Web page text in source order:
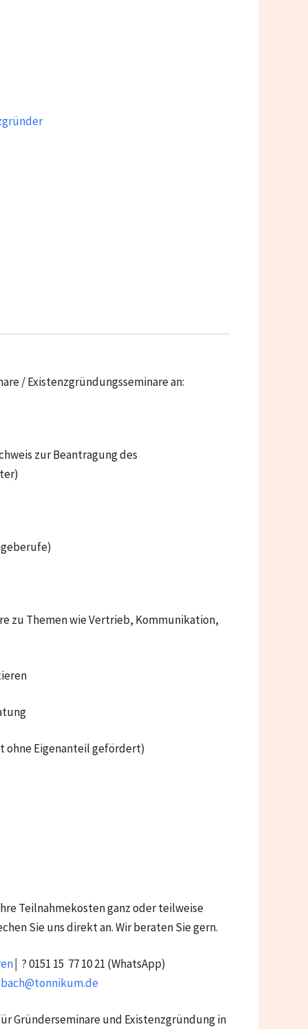
/ Existenzgründungsseminare an:
zur Beantragung des
zu Themen wie Vertrieb, Kommunikation,
Eigenanteil gefördert)
Teilnahmekosten ganz oder teilweise
Sie uns direkt an. Wir beraten Sie gern.
￨ ? 0151 15 77 10 21 (WhatsApp)
Gründerseminare und Existenzgründung in